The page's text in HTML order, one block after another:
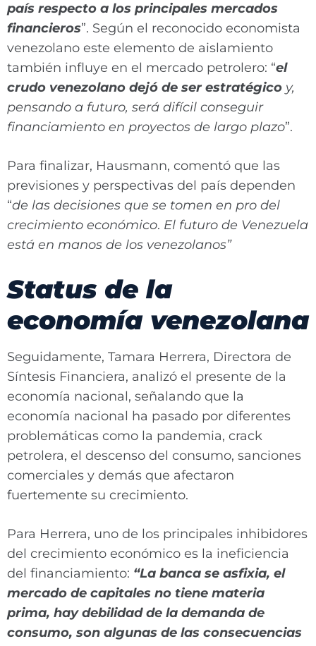
país respecto a los principales mercados
financieros”. Según el reconocido economista
venezolano este elemento de aislamiento
también influye en el mercado petrolero: “el
crudo venezolano dejó de ser estratégico y,
pensando a futuro, será difícil conseguir
financiamiento en proyectos de largo plazo”.
Para finalizar, Hausmann, comentó que las
previsiones y perspectivas del país dependen
“de las decisiones que se tomen en pro del
crecimiento económico. El futuro de Venezuela
está en manos de los venezolanos”
Status de la
economía venezolana
Seguidamente, Tamara Herrera, Directora de
Síntesis Financiera, analizó el presente de la
economía nacional, señalando que la
economía nacional ha pasado por diferentes
problemáticas como la pandemia, crack
petrolera, el descenso del consumo, sanciones
comerciales y demás que afectaron
fuertemente su crecimiento.
Para Herrera, uno de los principales inhibidores
del crecimiento económico es la ineficiencia
del financiamiento: “La banca se asfixia, el
mercado de capitales no tiene materia
prima, hay debilidad de la demanda de
consumo, son algunas de las consecuencias